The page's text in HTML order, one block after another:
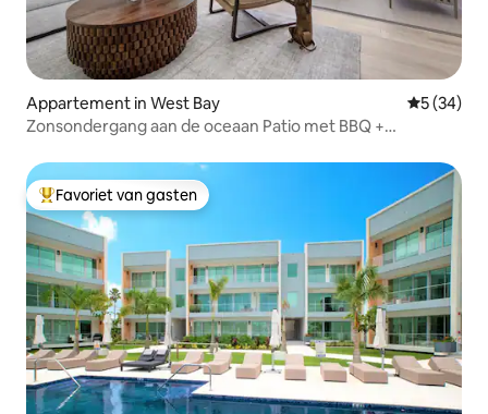
Appartement in West Bay
5 (34)
Zonsondergang aan de oceaan Patio met BBQ +
Topfavoriet van gasten
Favoriet van gasten